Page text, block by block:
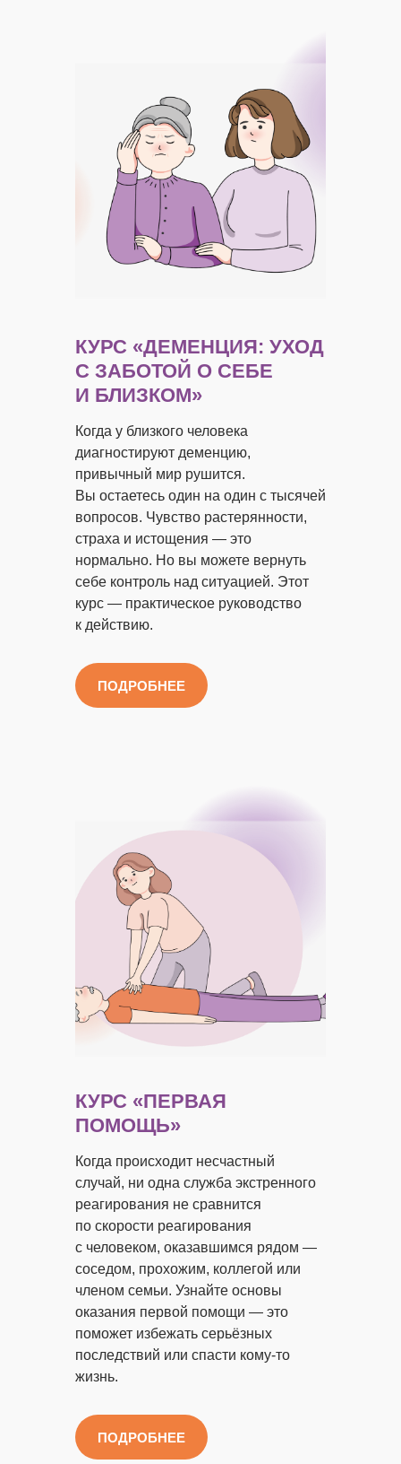
КУРС «ДЕМЕНЦИЯ: УХОД
С ЗАБОТОЙ О СЕБЕ
И БЛИЗКОМ»
Когда у близкого человека
диагностируют деменцию,
привычный мир рушится.
Вы остаетесь один на один с тысячей
вопросов. Чувство растерянности,
страха и истощения — это
нормально. Но вы можете вернуть
себе контроль над ситуацией. Этот
курс — практическое руководство
к действию.
ПОДРОБНЕЕ
КУРС «ПЕРВАЯ
ПОМОЩЬ»
Когда происходит несчастный
случай, ни одна служба экстренного
реагирования не сравнится
по скорости реагирования
с человеком, оказавшимся рядом —
соседом, прохожим, коллегой или
членом семьи. Узнайте основы
оказания первой помощи — это
поможет избежать серьёзных
последствий или спасти кому-то
жизнь.
ПОДРОБНЕЕ